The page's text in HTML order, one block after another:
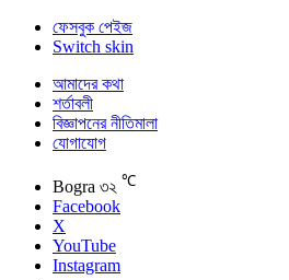
ফেসবুক পেইজ
Switch skin
আমাদের কথা
শর্তাবলী
বিজ্ঞাপনের নীতিমালা
যোগাযোগ
Bogra ৩২ ℃
Facebook
X
YouTube
Instagram